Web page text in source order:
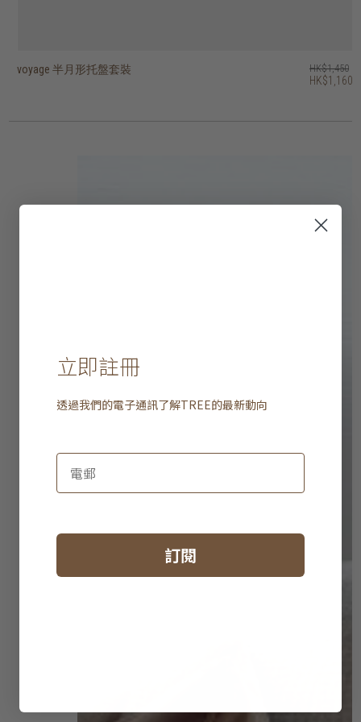
voyage 半月形托盤套裝 HK$1,450
HK$1,160
voyage beads 托盤 - 圓形 HK$1,250
HK$1,000
voyage second nature valet 托盤 - 長形 HK$1,450
HK$1,160
voyage second nature valet 托盤 - 長形 HK$950
HK$760
voyage second nature valet 托盤 - 圓形 HK$750
HK$600
voyage second nature 托盤 - 正方形 HK$1,250
HK$1,000
voyage second nature 托盤 - 圓形 HK$1,950
HK$1,560
voyage 鏡面托盤 - 正方形 HK$1,150
HK$920
voyage 半透明剪影玻璃托盤 - 圓形 HK$1,250
HK$1,000
voyage 玻璃托盤 - 橢圓形 HK$1,250
HK$1,000
立即註冊
透過我們的電子通訊了解TREE的最新動向
訂閱